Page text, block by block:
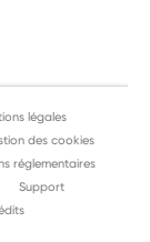
légales
des cookies
réglementaires
Support